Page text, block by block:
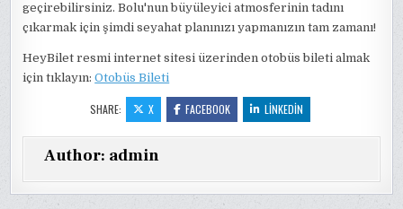
geçirebilirsiniz. Bolu'nun büyüleyici atmosferinin tadını
çıkarmak için şimdi seyahat planınızı yapmanızın tam zamanı!
HeyBilet resmi internet sitesi üzerinden otobüs bileti almak
için tıklayın:Otobüs Bileti
SHARE: X FACEBOOK LINKEDIN
Author: admin